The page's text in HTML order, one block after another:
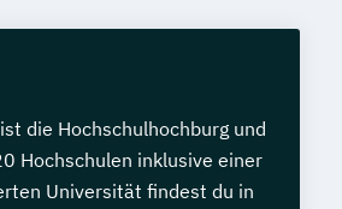
die Hochschulhochburg und
Hochschulen inklusive einer
Universität findest du in